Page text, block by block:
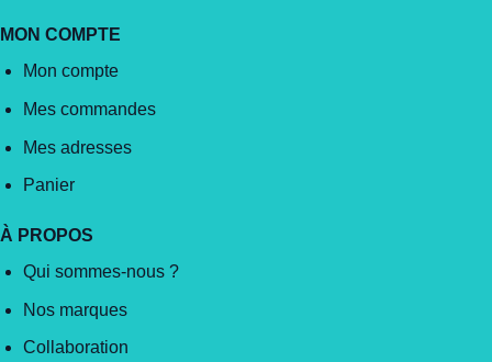
MON COMPTE
Mon compte
Mes commandes
Mes adresses
Panier
À PROPOS
Qui sommes-nous ?
Nos marques
Collaboration